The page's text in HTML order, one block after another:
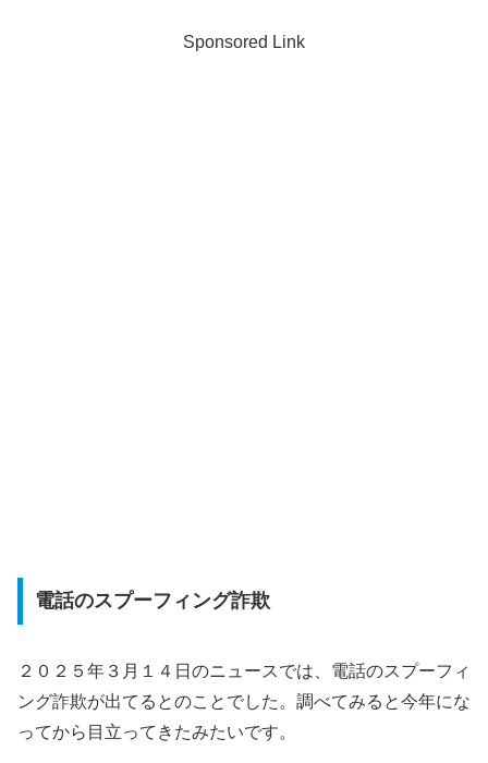
Sponsored Link
電話のスプーフィング詐欺
２０２５年３月１４日のニュースでは、電話のスプーフィ
ング詐欺が出てるとのことでした。調べてみると今年にな
ってから目立ってきたみたいです。